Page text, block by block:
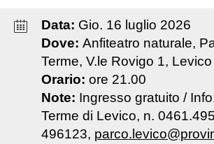
Data: Gio. 16 luglio 2026
Dove: Anfiteatro naturale,
Terme, V.le Rovigo 1,
Orario: ore 21.00
Note: Ingresso gratuito /
Terme di Levico, n.
496123,